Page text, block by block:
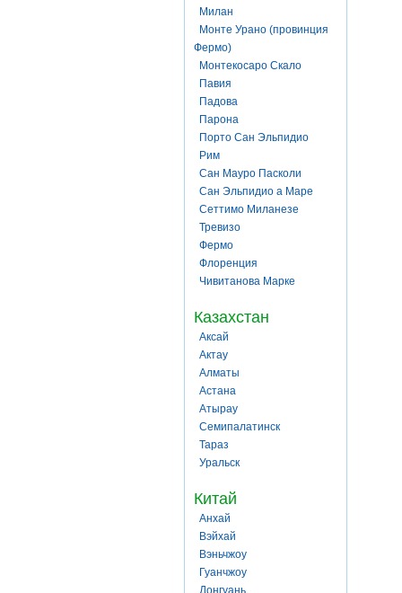
Милан
Монте Урано (провинция
Фермо)
Монтекосаро Скало
Павия
Падова
Парона
Порто Сан Эльпидио
Рим
Сан Мауро Пасколи
Сан Эльпидио а Маре
Сеттимо Миланезе
Тревизо
Фермо
Флоренция
Чивитанова Марке
Казахстан
Аксай
Актау
Алматы
Астана
Атырау
Семипалатинск
Тараз
Уральск
Китай
Анхай
Вэйхай
Вэньчжоу
Гуанчжоу
Донгуань